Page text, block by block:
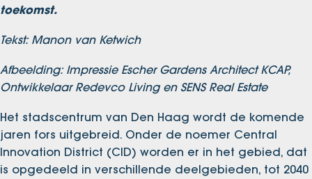
toekomst.
Tekst: Manon van Ketwich
Afbeelding: Impressie Escher Gardens Architect KCAP,
Ontwikkelaar Redevco Living en SENS Real Estate
Het stadscentrum van Den Haag wordt de komende
jaren fors uitgebreid. Onder de noemer Central
Innovation District (CID) worden er in het gebied, dat
is opgedeeld in verschillende deelgebieden, tot 2040